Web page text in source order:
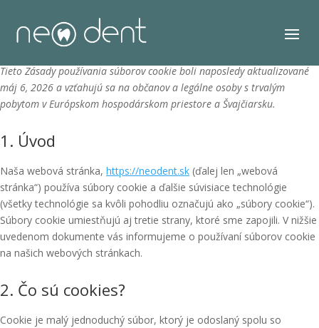
Tieto Zásady používania súborov cookie boli naposledy aktualizované
máj 6, 2026 a vzťahujú sa na občanov a legálne osoby s trvalým
pobytom v Európskom hospodárskom priestore a Švajčiarsku.
1. Úvod
Naša webová stránka, https://neodent.sk (ďalej len „webová
stránka“) používa súbory cookie a ďalšie súvisiace technológie
(všetky technológie sa kvôli pohodliu označujú ako „súbory cookie“).
Súbory cookie umiestňujú aj tretie strany, ktoré sme zapojili. V nižšie
uvedenom dokumente vás informujeme o používaní súborov cookie
na našich webových stránkach.
2. Čo sú cookies?
Cookie je malý jednoduchý súbor, ktorý je odoslaný spolu so